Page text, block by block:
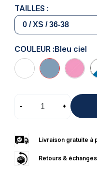
TAILLES :
COULEUR :Bleu ciel
- +
Livraison gratuite à
Retours &